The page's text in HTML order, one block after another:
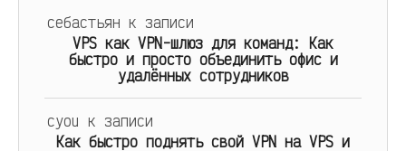
себастьян к записи
VPS как VPN-шлюз для команд: Как
быстро и просто объединить офис и
удалённых сотрудников
cyou к записи
Как быстро поднять свой VPN на VPS и